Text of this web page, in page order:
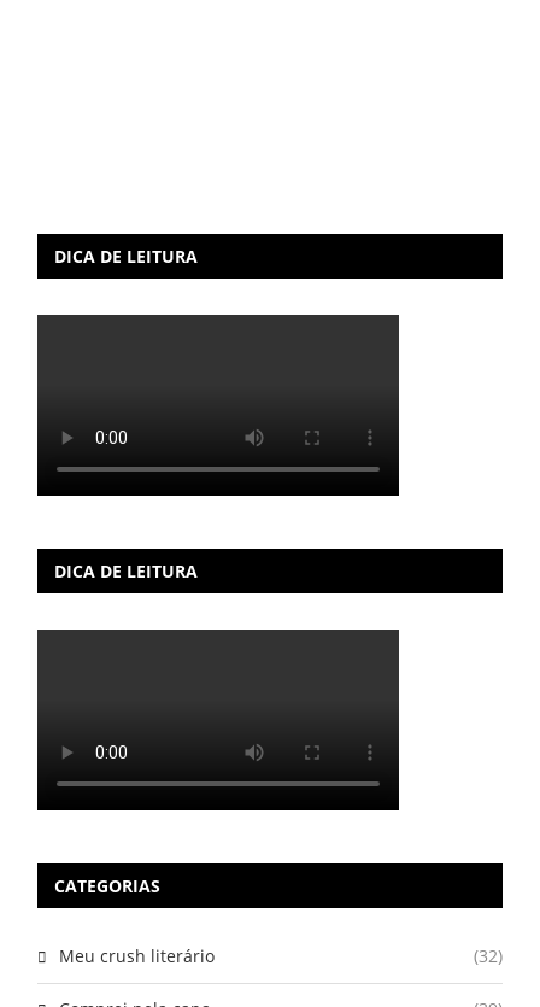
DICA DE LEITURA
DICA DE LEITURA
CATEGORIAS
Meu crush literário (32)